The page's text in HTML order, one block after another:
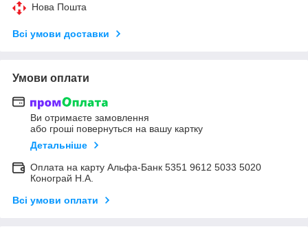
Нова Пошта
Всі умови доставки
Умови оплати
Ви отримаєте замовлення
або гроші повернуться на вашу картку
Детальніше
Оплата на карту Альфа-Банк 5351 9612 5033 5020
Конограй Н.А.
Всі умови оплати